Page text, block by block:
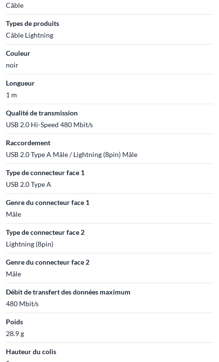
Câble
Types de produits
Câble Lightning
Couleur
noir
Longueur
1 m
Qualité de transmission
USB 2.0 Hi-Speed 480 Mbit/s
Raccordement
USB 2.0 Type A Mâle / Lightning (8pin) Mâle
Type de connecteur face 1
USB 2.0 Type A
Genre du connecteur face 1
Mâle
Type de connecteur face 2
Lightning (8pin)
Genre du connecteur face 2
Mâle
Débit de transfert des données maximum
480 Mbit/s
Poids
28.9 g
Hauteur du colis